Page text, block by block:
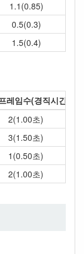
1.1(0.85)
0.5(0.3)
1.5(0.4)
레임수(경직시간)
2(1.00초)
3(1.50초)
1(0.50초)
2(1.00초)